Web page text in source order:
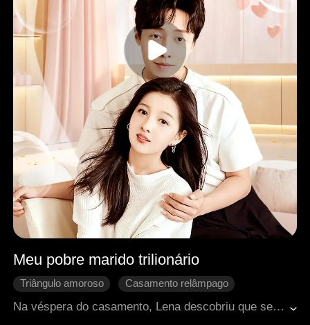
Meu pobre marido trilionário
Triângulo amoroso
Casamento relâmpago
Romance moderno
Na véspera do casamento, Lena descobriu que seu noivo a traiu com sua irmã. Num acesso de raiva, ela se casou com um sem-teto. Porém, para sua surpresa, esse sem-teto era na verdade um bilionário! Com a ajuda do marido, Lena estava determinada a se vingar do ex-noivo e da irmã!